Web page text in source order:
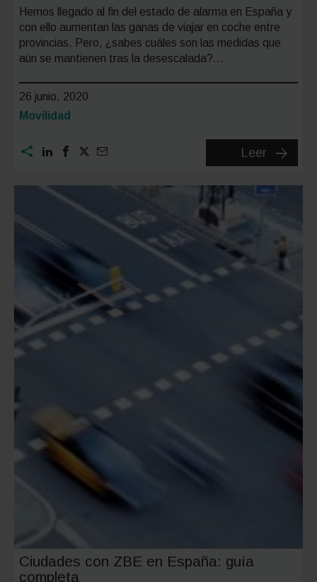
Hemos llegado al fin del estado de alarma en España y
con ello aumentan las ganas de viajar en coche entre
provincias. Pero, ¿sabes cuáles son las medidas que
aún se mantienen tras la desescalada?…
26 junio, 2020
Categoría:
Movilidad
Leer
Viajar
Ciudades con ZBE en España: guía
completa